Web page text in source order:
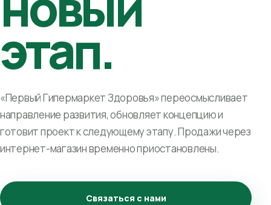
этап.
«Первый Гипермаркет Здоровья» переосмысливает
направление развития, обновляет концепцию и
готовит проект к следующему этапу. Продажи через
интернет-магазин временно приостановлены.
Связаться с нами